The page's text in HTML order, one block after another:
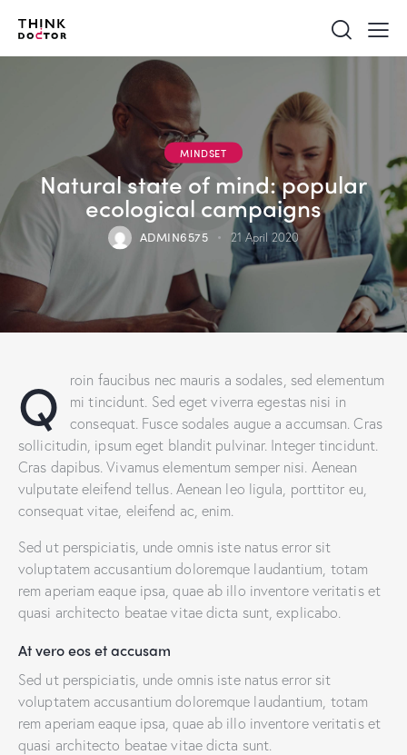
MINDSET
Natural state of mind: popular
ecological campaigns
ADMIN6575 21 April 2020
Q
roin faucibus nec mauris a sodales, sed elementum
mi tincidunt. Sed eget viverra egestas nisi in
consequat. Fusce sodales augue a accumsan. Cras
sollicitudin, ipsum eget blandit pulvinar. Integer tincidunt.
Cras dapibus. Vivamus elementum semper nisi. Aenean
vulputate eleifend tellus. Aenean leo ligula, porttitor eu,
consequat vitae, eleifend ac, enim.
Sed ut perspiciatis, unde omnis iste natus error sit
voluptatem accusantium doloremque laudantium, totam
rem aperiam eaque ipsa, quae ab illo inventore veritatis et
quasi architecto beatae vitae dicta sunt, explicabo.
At vero eos et accusam
Sed ut perspiciatis, unde omnis iste natus error sit
voluptatem accusantium doloremque laudantium, totam
rem aperiam eaque ipsa, quae ab illo inventore veritatis et
quasi architecto beatae vitae dicta sunt.